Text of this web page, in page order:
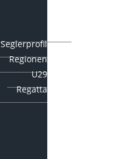
Seglerprofil
Regionen
U29
Regatta